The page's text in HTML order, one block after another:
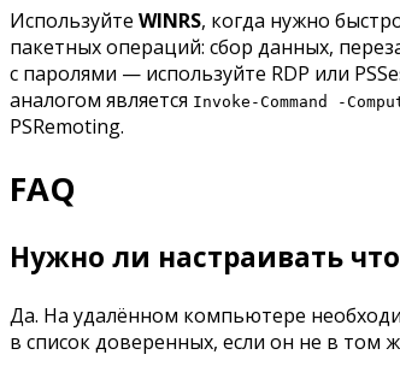
Используйте WINRS, когда нужно
пакетных операций: сбор данных,
с паролями — используйте RDP или
аналогом является Invoke-Command -
PSRemoting.
FAQ
Нужно ли настраивать
Да. На удалённом компьютере
в список доверенных, если он не в том